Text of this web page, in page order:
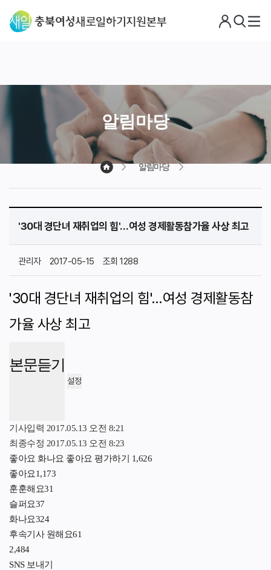
로
검
메
알림마당
알림마당
'30대 경단녀 재취업의 힘'…여성 경제활동참가율 사상 최고
관리자 2017-05-15 조회 1288
'30대 경단녀 재취업의 힘'…여성 경제활동참
가율 사상 최고
본문듣기
설정
기사입력 2017.05.13 오전 8:21
최종수정 2017.05.13 오전 8:23
좋아요 화나요 좋아요 평가하기
1,626
좋아요1,173
훈훈해요31
슬퍼요37
화나요324
후속기사 원해요61
2,484
SNS 보내기